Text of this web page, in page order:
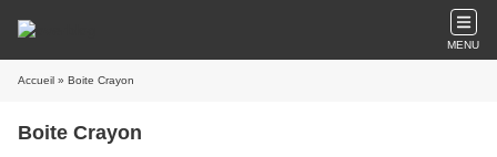
MENU
Accueil » Boite Crayon
Boite Crayon